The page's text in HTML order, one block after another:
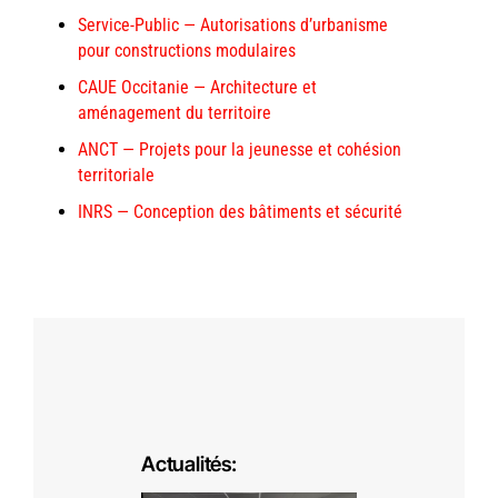
Service‑Public — Autorisations d’urbanisme
pour constructions modulaires
CAUE Occitanie — Architecture et
aménagement du territoire
ANCT — Projets pour la jeunesse et cohésion
territoriale
INRS — Conception des bâtiments et sécurité
Actualités: